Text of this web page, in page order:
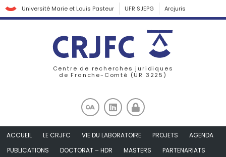
Université Marie et Louis Pasteur UFR SJEPG Arcjuris
Centre de recherches juridiques
de Franche-Comté (UR 3225)
ACCUEIL LE CRJFC VIE DU LABORATOIRE PROJETS
AGENDA
PUBLICATIONS
DOCTORAT – HDR MASTERS PARTENARIATS